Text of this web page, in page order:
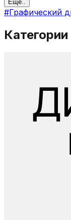
Ещё..
#Графический
Категории